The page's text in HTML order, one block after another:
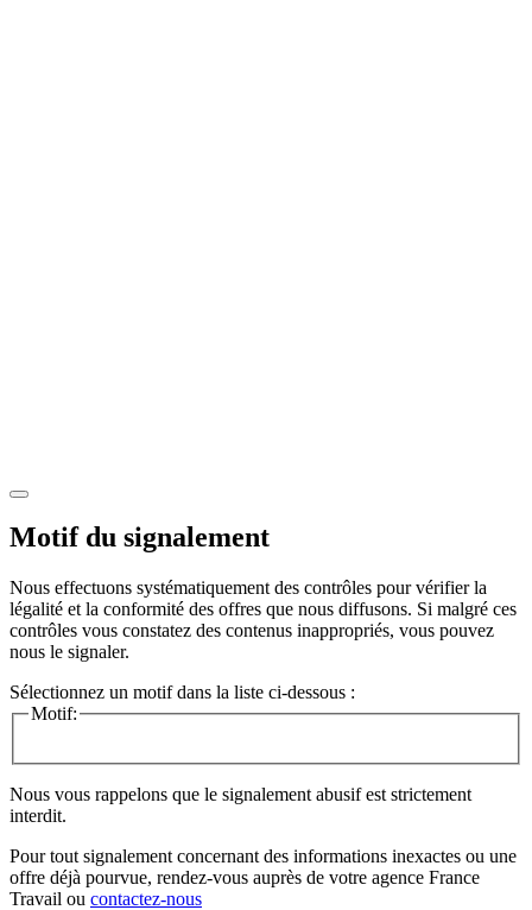
Motif du signalement
Nous effectuons systématiquement des contrôles pour vérifier la
légalité et la conformité des offres que nous diffusons. Si malgré ces
contrôles vous constatez des contenus inappropriés, vous pouvez
nous le signaler.
Sélectionnez un motif dans la liste ci-dessous :
Motif:
Nous vous rappelons que le signalement abusif est strictement
interdit.
Pour tout signalement concernant des informations inexactes ou une
offre déjà pourvue, rendez-vous auprès de votre agence France
Travail ou contactez-nous